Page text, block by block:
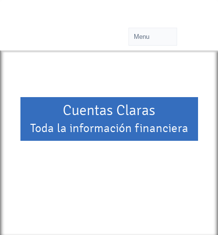
Cuentas Claras
Toda la información financiera